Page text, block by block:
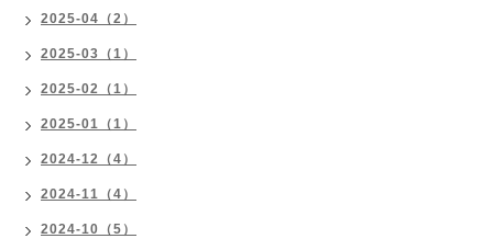
2025-04（2）
2025-03（1）
2025-02（1）
2025-01（1）
2024-12（4）
2024-11（4）
2024-10（5）